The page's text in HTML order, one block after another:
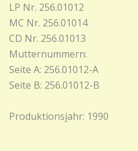
LP Nr. 256.01012
MC Nr. 256.01014
CD Nr. 256.01013
Mutternummern:
Seite A: 256.01012-A
Seite B: 256.01012-B
Produktionsjahr: 1990